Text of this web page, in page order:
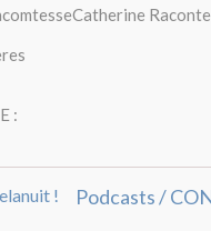
Raconte
: